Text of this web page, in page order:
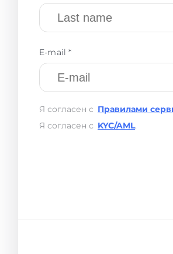
E-mail *
Я согласен с Правилами
Я согласен с KYC/AML.